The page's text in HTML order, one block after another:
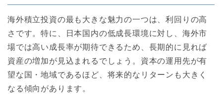
海外積立投資の最も大きな魅力の一つは、利回りの高
さです。特に、日本国内の低成長環境に対し、海外市
場では高い成長率が期待できるため、長期的に見れば
資産の増加が見込まれるでしょう。資本の運用先が有
望な国・地域であるほど、将来的なリターンも大きく
なる傾向があります。